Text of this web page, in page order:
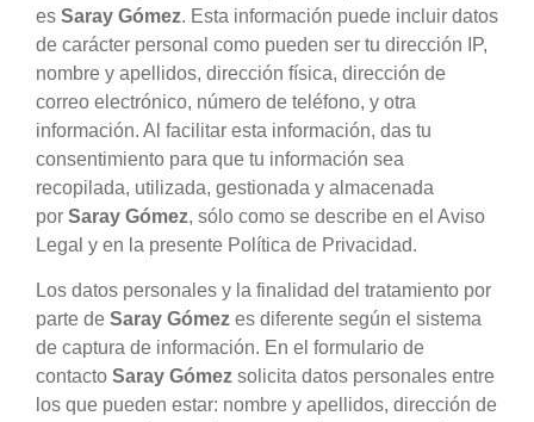
es Saray Gómez. Esta información puede incluir datos
de carácter personal como pueden ser tu dirección IP,
nombre y apellidos, dirección física, dirección de
correo electrónico, número de teléfono, y otra
información. Al facilitar esta información, das tu
consentimiento para que tu información sea
recopilada, utilizada, gestionada y almacenada
por Saray Gómez, sólo como se describe en el Aviso
Legal y en la presente Política de Privacidad.
Los datos personales y la finalidad del tratamiento por
parte de Saray Gómez es diferente según el sistema
de captura de información. En el formulario de
contacto Saray Gómez solicita datos personales entre
los que pueden estar: nombre y apellidos, dirección de